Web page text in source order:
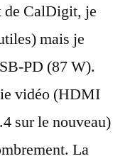
de CalDigit, je
mais je
PD (87 W).
vidéo (HDMI
sur le nouveau)
La